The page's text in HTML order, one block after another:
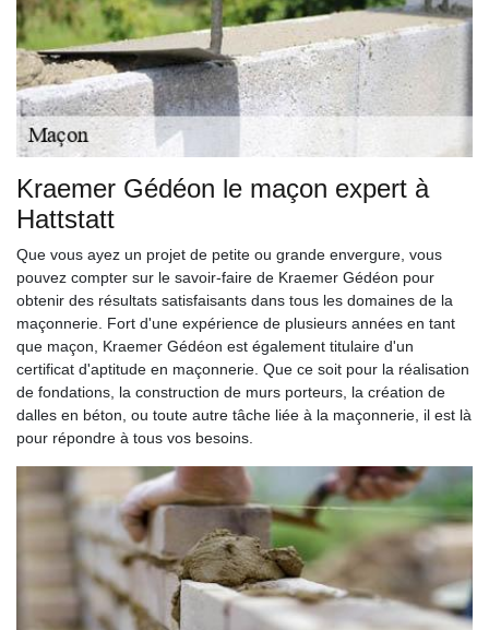
Kraemer Gédéon le maçon expert à
Hattstatt
Que vous ayez un projet de petite ou grande envergure, vous
pouvez compter sur le savoir-faire de Kraemer Gédéon pour
obtenir des résultats satisfaisants dans tous les domaines de la
maçonnerie. Fort d'une expérience de plusieurs années en tant
que maçon, Kraemer Gédéon est également titulaire d'un
certificat d'aptitude en maçonnerie. Que ce soit pour la réalisation
de fondations, la construction de murs porteurs, la création de
dalles en béton, ou toute autre tâche liée à la maçonnerie, il est là
pour répondre à tous vos besoins.